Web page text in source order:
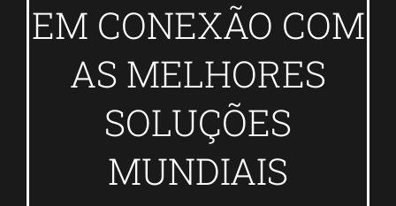
EM CONEXÃO COM
AS MELHORES
SOLUÇÕES
MUNDIAIS